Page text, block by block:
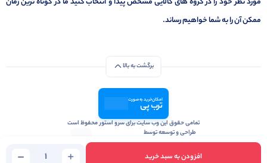
افزودن به سبد خرید
ممکن آن را به شما خواهیم رساند.
برگشت به بالا
امکان خرید به صورت
ترب پی
تمامی حقوق این وب سایت برای سرو استور محفوظ است
طراحی و توسعه توسط
آژانس تبلیغات و بازاریابی آنلاین زومینیکس